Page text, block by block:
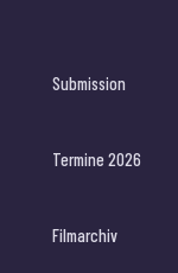
Submission
Termine 2026
Filmarchiv